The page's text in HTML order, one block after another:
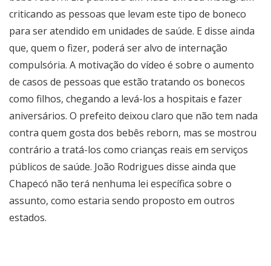
criticando as pessoas que levam este tipo de boneco
para ser atendido em unidades de saúde. E disse ainda
que, quem o fizer, poderá ser alvo de internação
compulsória. A motivação do vídeo é sobre o aumento
de casos de pessoas que estão tratando os bonecos
como filhos, chegando a levá-los a hospitais e fazer
aniversários. O prefeito deixou claro que não tem nada
contra quem gosta dos bebês reborn, mas se mostrou
contrário a tratá-los como crianças reais em serviços
públicos de saúde. João Rodrigues disse ainda que
Chapecó não terá nenhuma lei específica sobre o
assunto, como estaria sendo proposto em outros
estados.